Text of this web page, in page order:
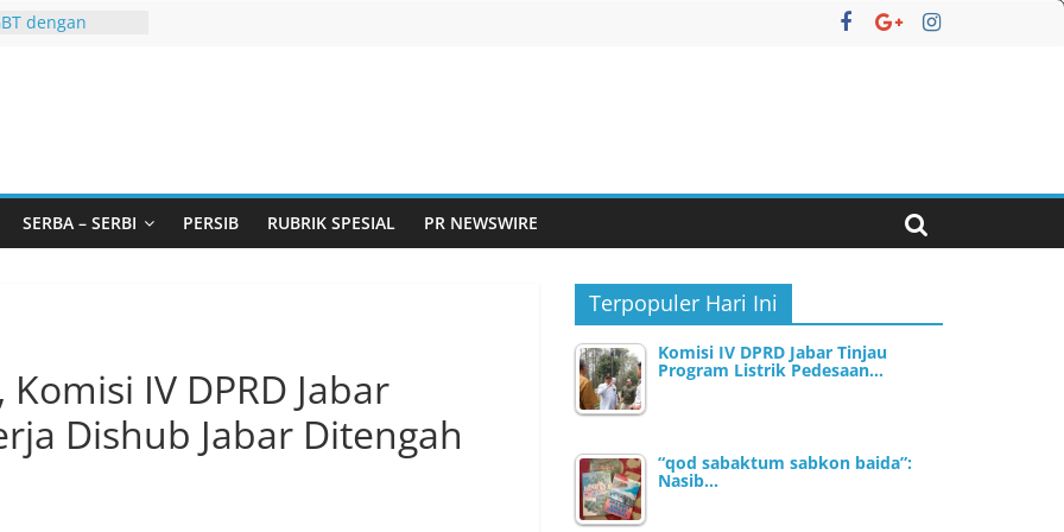
dengan
Gandeng
Seminar
Pemurtadan
Anak
Barat Siap
SERBA – SERBI PERSIB RUBRIK SPESIAL PR NEWSWIRE
IV DPRD Jabar
Dishub Jabar Ditengah
Terpopuler Hari Ini
Komisi IV DPRD Jabar Tinjau
Program Listrik Pedesaan…
“qod sabaktum sabkon baida”:
Nasib…